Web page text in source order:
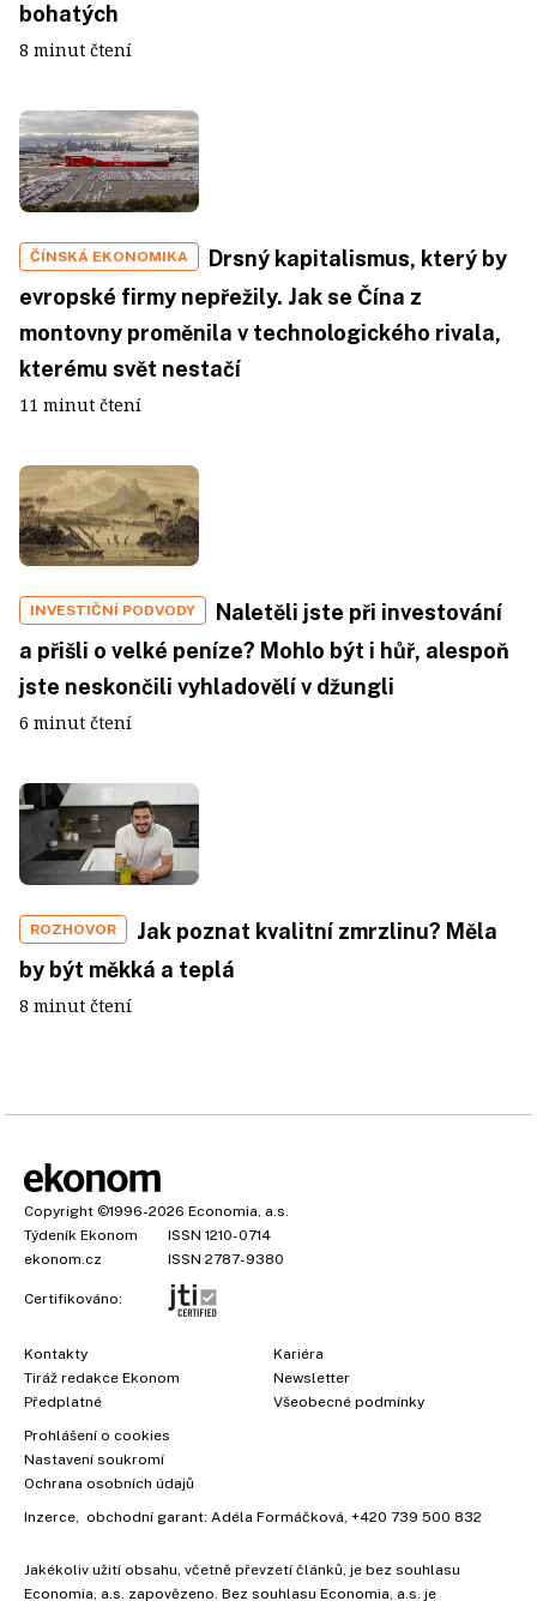
bohatých
8 minut čtení
ČÍNSKÁ EKONOMIKA
Drsný kapitalismus, který by
evropské firmy nepřežily. Jak se Čína z
montovny proměnila v technologického rivala,
kterému svět nestačí
11 minut čtení
INVESTIČNÍ PODVODY
Naletěli jste při investování
a přišli o velké peníze? Mohlo být i hůř, alespoň
jste neskončili vyhladovělí v džungli
6 minut čtení
ROZHOVOR
Jak poznat kvalitní zmrzlinu? Měla
by být měkká a teplá
8 minut čtení
Copyright ©1996-2026 Economia, a.s.
Týdeník Ekonom
ISSN 1210-0714
ekonom.cz
ISSN 2787-9380
Certifikováno:
Kontakty
Tiráž redakce Ekonom
Předplatné
Kariéra
Newsletter
Všeobecné podmínky
Prohlášení o cookies
Nastavení soukromí
Ochrana osobních údajů
Inzerce , obchodní garant: Adéla Formáčková +420 739 500 832
Jakékoliv užití obsahu, včetně převzetí článků, je bez souhlasu
Economia, a.s. zapovězeno. Bez souhlasu Economia, a.s. je